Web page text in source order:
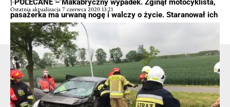
| POLECANE –Makabryczny wypadek. Zginął motocyklista,
pasażerka ma urwaną nogę i walczy o życie. Staranował ich
kierowca toyoty (ZDJĘCIA)
Ostatnia aktualizacja 7 czerwca 2020 13:21